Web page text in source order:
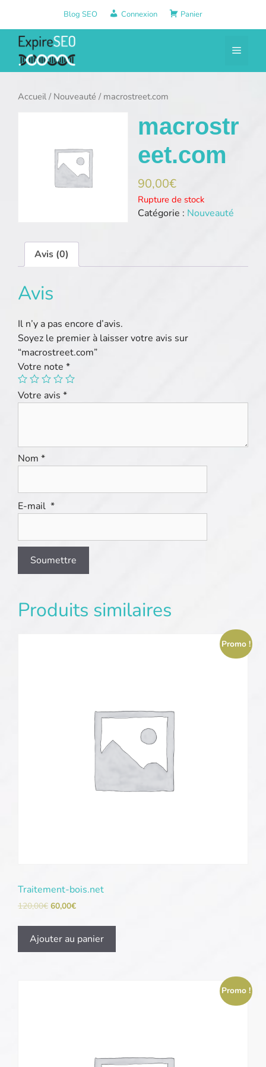
contenu
Blog SEO Connexion Panier
Menu
Accueil/ Nouveauté / macrostreet.com
macrostr
eet.com
90,00€
Rupture de stock
Catégorie : Nouveauté
Avis (0)
Avis
Il n’y a pas encore d’avis.
Soyez le premier à laisser votre avis sur
“macrostreet.com”
Votre note *
Votre avis *
Nom *
E-mail *
Produits similaires
Promo !
Traitement-bois.net
120,00€ 60,00€
Ajouter au panier
Promo !